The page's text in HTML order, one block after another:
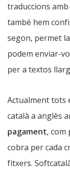
traduccions
també hem
segon, permet
podem enviar-
per a textos
Actualment tots
català a anglès
pagament, com
cobra per cada
fitxers.